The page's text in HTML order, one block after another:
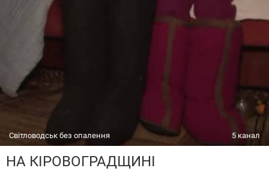
Світловодськ без опалення 5 канал
НА КІРОВОГРАДЩИНІ